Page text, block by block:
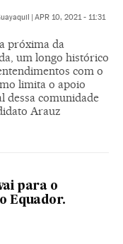
| APR 10, 2021 - 11:31
próxima da
um longo histórico
com o
limita o apoio
dessa comunidade
Arauz
para o
Equador.